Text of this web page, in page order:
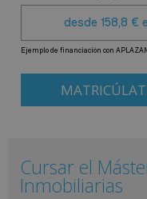
Cursar el
Inmobiliarias